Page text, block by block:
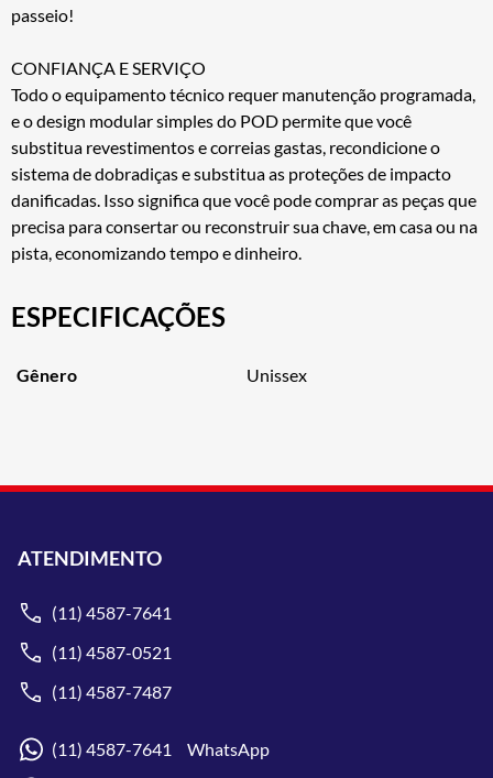
passeio!
CONFIANÇA E SERVIÇO
Todo o equipamento técnico requer manutenção programada,
e o design modular simples do POD permite que você
substitua revestimentos e correias gastas, recondicione o
sistema de dobradiças e substitua as proteções de impacto
danificadas. Isso significa que você pode comprar as peças que
precisa para consertar ou reconstruir sua chave, em casa ou na
pista, economizando tempo e dinheiro.
ESPECIFICAÇÕES
Gênero Unissex
ATENDIMENTO
(11) 4587-7641
(11) 4587-0521
(11) 4587-7487
(11) 4587-7641 WhatsApp